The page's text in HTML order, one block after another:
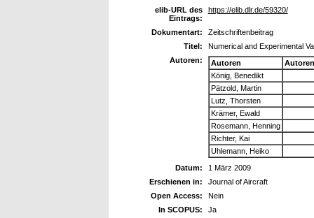
elib-URL des
Eintrags:
https://elib.dlr.de/59320/
Dokumentart:
Zeitschriftenbeitrag
Titel:
Numerical and Experimental
Autoren:
Autoren
König, Benedikt
Pätzold, Martin
Lutz, Thorsten
Krämer, Ewald
Rosemann, Henning
Richter, Kai
Uhlemann, Heiko
Datum:
1 März 2009
Erschienen in:
Journal of Aircraft
Open Access:
Nein
In SCOPUS:
Ja